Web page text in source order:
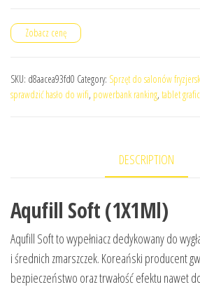
Zobacz cenę
SKU: d8aacea93fd0 Category: Sprzęt do salonów
sprawdzić hasło do wifi, powerbank ranking, tablet
DESCRIPTION
Aqufill Soft (1X1Ml)
Aqufill Soft to wypełniacz dedykowany do
i średnich zmarszczek. Koreański producent
bezpieczeństwo oraz trwałość efektu nawet